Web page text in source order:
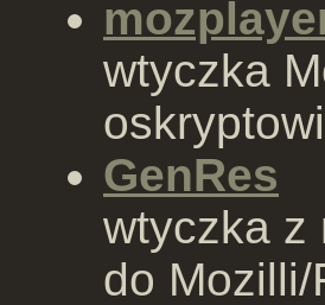
wtyczka
GenRes
wtyczka z
do